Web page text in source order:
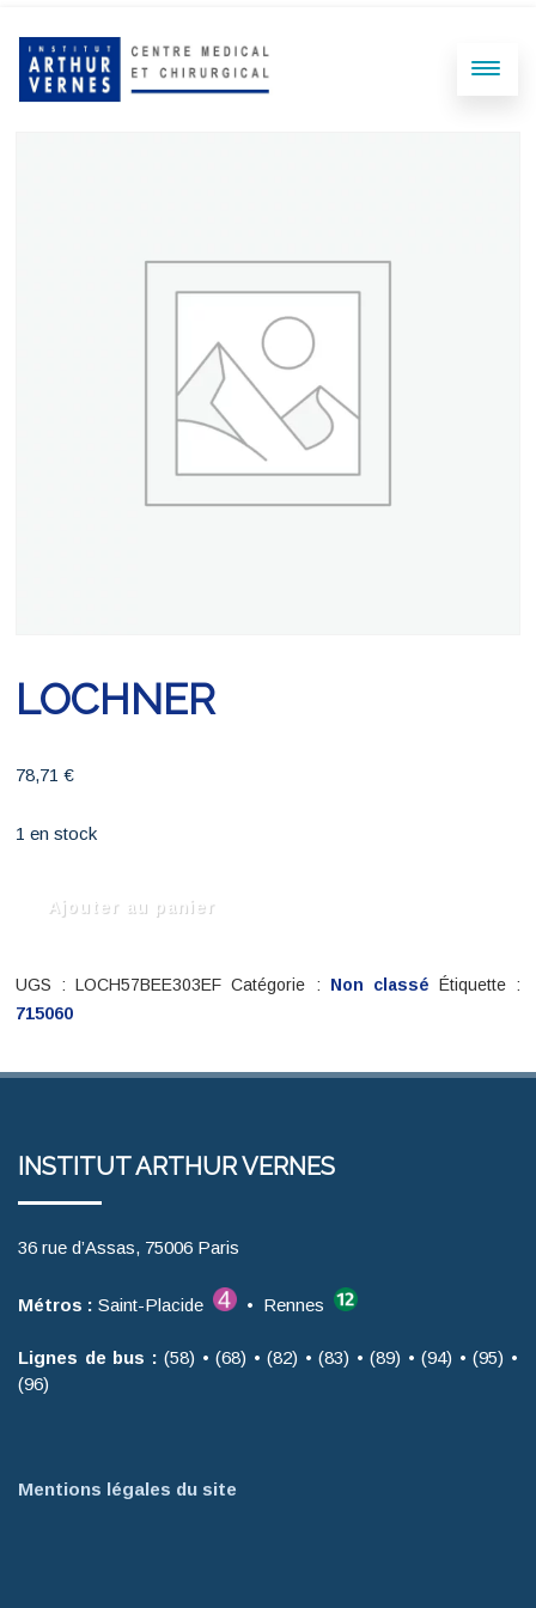
LOCHNER
78,71€
1 en stock
Ajouter au panier
UGS :LOCH57BEE303EF Catégorie : Non classé Étiquette :
715060
INSTITUT ARTHUR VERNES
36 rue d’Assas, 75006 Paris
Métros : Saint-Placide • Rennes
Lignes de bus : (58) • (68) • (82) • (83) • (89) • (94) • (95) •
(96)
Mentions légales du site